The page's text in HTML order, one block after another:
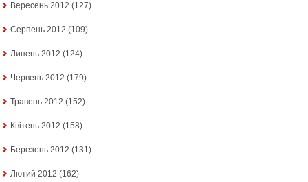
Вересень 2012 (127)
Серпень 2012 (109)
Липень 2012 (124)
Червень 2012 (179)
Травень 2012 (152)
Квітень 2012 (158)
Березень 2012 (131)
Лютий 2012 (162)